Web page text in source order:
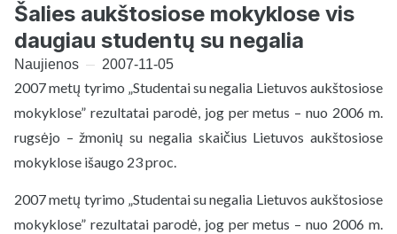
Šalies aukštosiose mokyklose vis
daugiau studentų su negalia
Naujienos 2007-11-05
2007 metų tyrimo „Studentai su negalia Lietuvos aukštosiose
mokyklose” rezultatai parodė, jog per metus – nuo 2006 m.
rugsėjo – žmonių su negalia skaičius Lietuvos aukštosiose
mokyklose išaugo 23 proc.
2007 metų tyrimo „Studentai su negalia Lietuvos aukštosiose
mokyklose” rezultatai parodė, jog per metus – nuo 2006 m.